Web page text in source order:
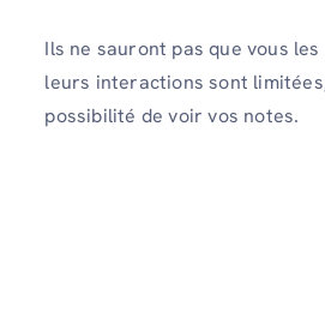
Ils ne sauront pas que vous
leurs interactions sont
possibilité de voir vos notes.